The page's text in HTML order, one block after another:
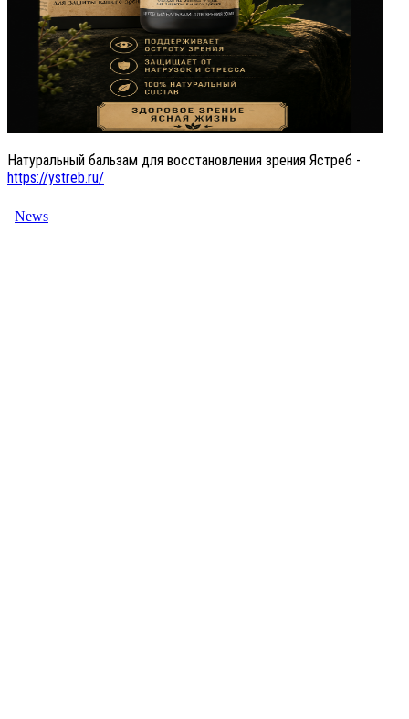
Натуральный бальзам для восстановления зрения Ястреб -
https://ystreb.ru/